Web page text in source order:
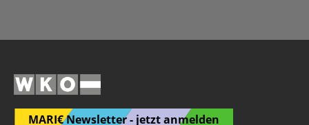
MARI€ Newsletter - jetzt anmelden